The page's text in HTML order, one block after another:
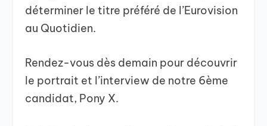
déterminer le titre préféré de l’Eurovision
au Quotidien.
Rendez-vous dès demain pour découvrir
le portrait et l’interview de notre 6ème
candidat, Pony X.